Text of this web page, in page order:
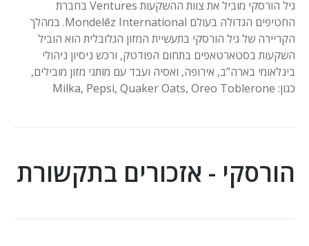
גיל הורסקי מוביל את צוות ההשקעות Ventures
בחברת
החטיפים הגדולה בעולם Mondelēz International. במהלך
הקריירה של גיל הורסקי בתעשיית המזון הגלובלית הוא הוביל
השקעות בסטארטאפים בתחום הפודטק, ורכש ניסיון ניהולי
בינלאומי בארה”ב, אירופה, ואסיה ועבד עם מותגי מזון מובילים,
כגון: Milka, Pepsi, Quaker Oats, Oreo Toblerone
הורסקי - אזכורים בתקשורת